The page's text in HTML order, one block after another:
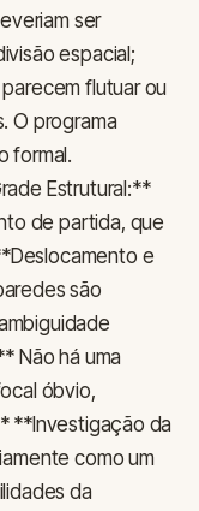
ser
espacial;
flutuar ou
O programa
formal.
Estrutural:**
de partida, que
e
são
Não há uma
óbvio,
**Investigação da
como um
da